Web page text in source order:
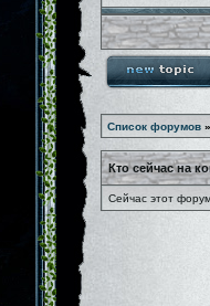
Список форумов »
Кто сейчас на
Сейчас этот